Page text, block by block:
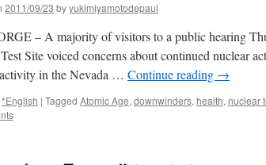
2011/09/23 byyukimiyamotodepaul
– A majority of visitors to a public hearing
Site voiced concerns about continued nuclear
in the Nevada … Continue reading →
*English | Tagged Atomic Age, downwinders, health, nuclear